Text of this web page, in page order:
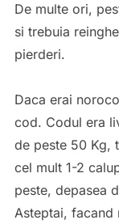
De multe ori,
si trebuia
pierderi.
Daca erai
cod. Codul era
de peste 50 Kg,
cel mult 1-2
peste, depasea
Asteptai, facand